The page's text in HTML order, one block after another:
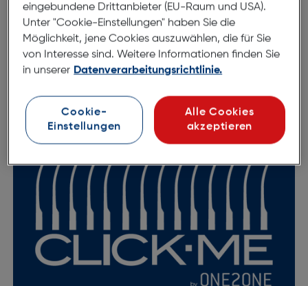
eingebundene Drittanbieter (EU-Raum und USA).
Unter "Cookie-Einstellungen" haben Sie die
Möglichkeit, jene Cookies auszuwählen, die für Sie
von Interesse sind. Weitere Informationen finden Sie
in unserer Datenverarbeitungsrichtlinie.
Cookie-
Einstellungen
Alle Cookies
akzeptieren